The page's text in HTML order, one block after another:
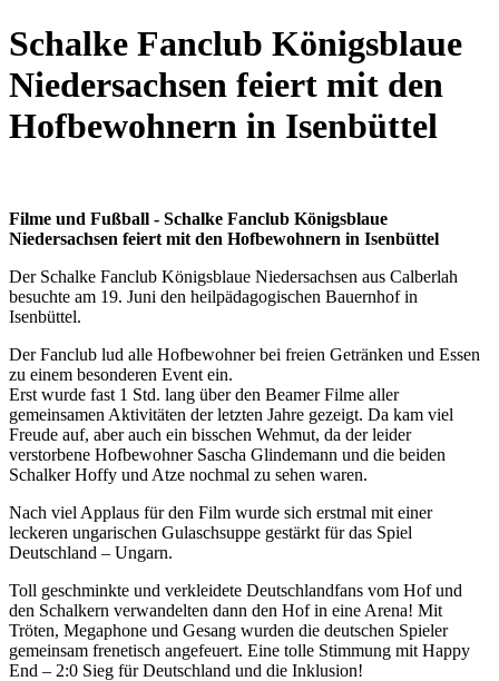
Schalke Fanclub Königsblaue
Niedersachsen feiert mit den
Hofbewohnern in Isenbüttel
Filme und Fußball - Schalke Fanclub Königsblaue
Niedersachsen feiert mit den Hofbewohnern in Isenbüttel
Der Schalke Fanclub Königsblaue Niedersachsen aus Calberlah
besuchte am 19. Juni den heilpädagogischen Bauernhof in
Isenbüttel.
Der Fanclub lud alle Hofbewohner bei freien Getränken und Essen
zu einem besonderen Event ein.
Erst wurde fast 1 Std. lang über den Beamer Filme aller
gemeinsamen Aktivitäten der letzten Jahre gezeigt. Da kam viel
Freude auf, aber auch ein bisschen Wehmut, da der leider
verstorbene Hofbewohner Sascha Glindemann und die beiden
Schalker Hoffy und Atze nochmal zu sehen waren.
Nach viel Applaus für den Film wurde sich erstmal mit einer
leckeren ungarischen Gulaschsuppe gestärkt für das Spiel
Deutschland – Ungarn.
Toll geschminkte und verkleidete Deutschlandfans vom Hof und
den Schalkern verwandelten dann den Hof in eine Arena! Mit
Tröten, Megaphone und Gesang wurden die deutschen Spieler
gemeinsam frenetisch angefeuert. Eine tolle Stimmung mit Happy
End – 2:0 Sieg für Deutschland und die Inklusion!